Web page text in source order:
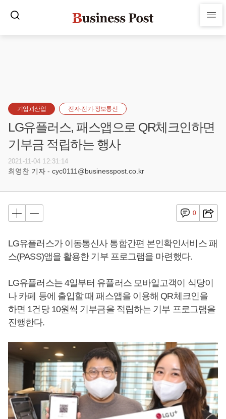
기업과산업 전자·전기·정보통신
LG유플러스, 패스앱으로 QR체크인하면
기부금 적립하는 행사
2021-11-04 12:31:14
최영찬 기자 - cyc0111@businesspost.co.kr
0
LG유플러스가 이동통신사 통합간편 본인확인서비스 패
스(PASS)앱을 활용한 기부 프로그램을 마련했다.
LG유플러스는 4일부터 유플러스 모바일고객이 식당이
나 카페 등에 출입할 때 패스앱을 이용해 QR체크인을
하면 1건당 10원씩 기부금을 적립하는 기부 프로그램을
진행한다.